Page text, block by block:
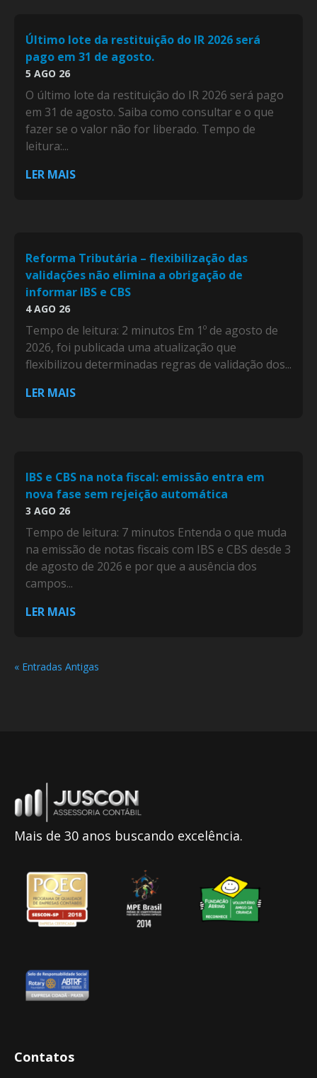
Último lote da restituição do IR 2026 será
pago em 31 de agosto.
5 AGO 26
O último lote da restituição do IR 2026 será pago
em 31 de agosto. Saiba como consultar e o que
fazer se o valor não for liberado. Tempo de
leitura:...
LER MAIS
Reforma Tributária – flexibilização das
validações não elimina a obrigação de
informar IBS e CBS
4 AGO 26
Tempo de leitura: 2 minutos Em 1º de agosto de
2026, foi publicada uma atualização que
flexibilizou determinadas regras de validação dos...
LER MAIS
IBS e CBS na nota fiscal: emissão entra em
nova fase sem rejeição automática
3 AGO 26
Tempo de leitura: 7 minutos Entenda o que muda
na emissão de notas fiscais com IBS e CBS desde 3
de agosto de 2026 e por que a ausência dos
campos...
LER MAIS
« Entradas Antigas
Mais de 30 anos buscando excelência.
Contatos